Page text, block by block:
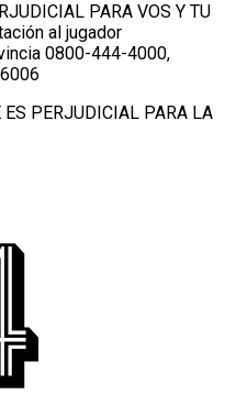
PARA VOS Y TU
al jugador
0800-444-4000,
PERJUDICIAL PARA LA